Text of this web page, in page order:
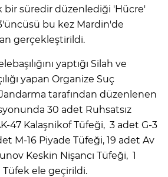
süredir düzenlediği 'Hücre'
bu kez Mardin'de
gerçekleştirildi.
yaptığı Silah ve
yapan Organize Suç
tarafından düzenlenen
30 adet Ruhsatsız
47 Kalaşnikof Tüfeği, 3 adet G-3
M-16 Piyade Tüfeği, 19 adet Av
Keskin Nişancı Tüfeği, 1
ele geçirildi.